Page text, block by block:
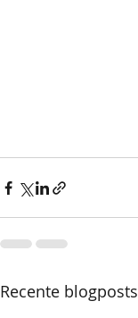
Recente blogposts